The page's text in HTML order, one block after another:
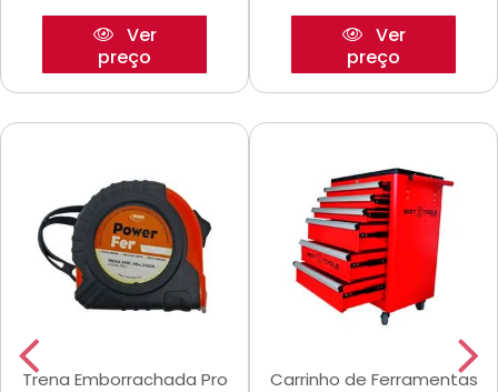
Ver
preço
Ver
preço
Trena Emborrachada Pro
Carrinho de Ferramentas